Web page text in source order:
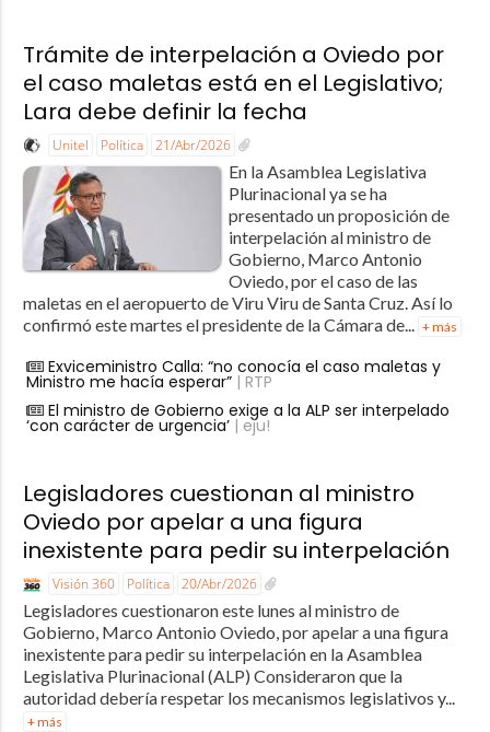
Trámite de interpelación a Oviedo por
el caso maletas está en el Legislativo;
Lara debe definir la fecha
Unitel Política 21/Abr/2026
En la Asamblea Legislativa
Plurinacional ya se ha
presentado un proposición de
interpelación al ministro de
Gobierno, Marco Antonio
Oviedo, por el caso de las
maletas en el aeropuerto de Viru Viru de Santa Cruz. Así lo
confirmó este martes el presidente de la Cámara de... + más
Exviceministro Calla: “no conocía el caso maletas y
Ministro me hacía esperar”| RTP
El ministro de Gobierno exige a la ALP ser interpelado
‘con carácter de urgencia’| eju!
Legisladores cuestionan al ministro
Oviedo por apelar a una figura
inexistente para pedir su interpelación
Visión 360 Política 20/Abr/2026
Legisladores cuestionaron este lunes al ministro de
Gobierno, Marco Antonio Oviedo, por apelar a una figura
inexistente para pedir su interpelación en la Asamblea
Legislativa Plurinacional (ALP) Consideraron que la
autoridad debería respetar los mecanismos legislativos y...
+ más